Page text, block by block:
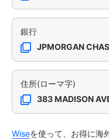
銀行
JPMORGAN
住所(ローマ字)
383 MADISON
Wiseを使って、お得に海